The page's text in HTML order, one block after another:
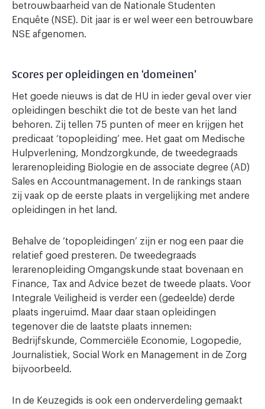
betrouwbaarheid van de Nationale Studenten
Enquête (NSE). Dit jaar is er wel weer een betrouwbare
NSE afgenomen.
Scores per opleidingen en ‘domeinen’
Het goede nieuws is dat de HU in ieder geval over vier
opleidingen beschikt die tot de beste van het land
behoren. Zij tellen 75 punten of meer en krijgen het
predicaat ‘topopleiding’ mee. Het gaat om Medische
Hulpverlening, Mondzorgkunde, de tweedegraads
lerarenopleiding Biologie en de associate degree (AD)
Sales en Accountmanagement. In de rankings staan
zij vaak op de eerste plaats in vergelijking met andere
opleidingen in het land.
Behalve de ‘topopleidingen’ zijn er nog een paar die
relatief goed presteren. De tweedegraads
lerarenopleiding Omgangskunde staat bovenaan en
Finance, Tax and Advice bezet de tweede plaats. Voor
Integrale Veiligheid is verder een (gedeelde) derde
plaats ingeruimd. Maar daar staan opleidingen
tegenover die de laatste plaats innemen:
Bedrijfskunde, Commerciële Economie, Logopedie,
Journalistiek, Social Work en Management in de Zorg
bijvoorbeeld.
In de Keuzegids is ook een onderverdeling gemaakt